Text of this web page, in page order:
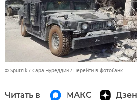
© Sputnik / Сара Нуреддин Перейти в фотобанк
Читать в МАКС Дзен